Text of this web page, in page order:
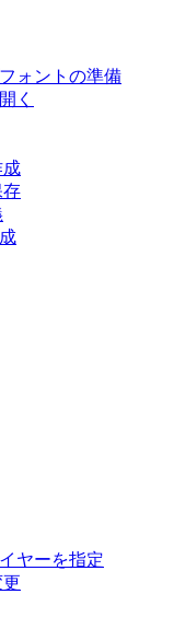
ォントの準備
く
成
存
ヤーを指定